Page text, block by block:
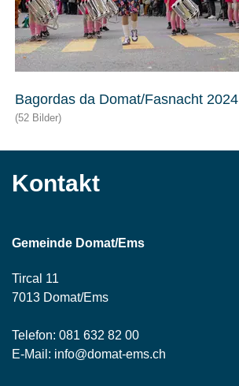
Bagordas da Domat/Fasnacht 2024
(52 Bilder)
Kontakt
Gemeinde Domat/Ems
Tircal 11
7013 Domat/Ems
Telefon: 081 632 82 00
E-Mail: info@domat-ems.ch